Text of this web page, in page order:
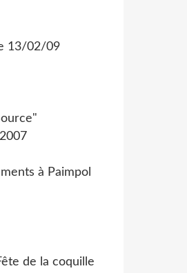
13/02/09
à Paimpol
de la coquille